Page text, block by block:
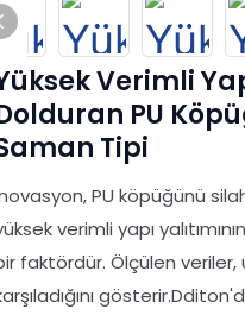
Verimli
PU
Tipi
PU köpüğünü
verimli yapı
faktördür. Ölçülen